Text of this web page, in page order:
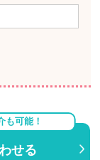
も可能！
せる